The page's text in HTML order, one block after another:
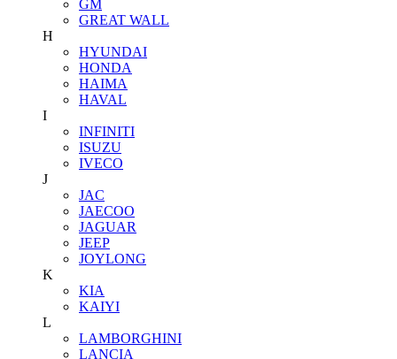
GM
GREAT WALL
H
HYUNDAI
HONDA
HAIMA
HAVAL
I
INFINITI
ISUZU
IVECO
J
JAC
JAECOO
JAGUAR
JEEP
JOYLONG
K
KIA
KAIYI
L
LAMBORGHINI
LANCIA